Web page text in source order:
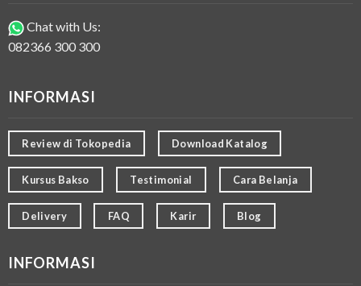
Chat with Us:
082366 300 300
INFORMASI
Review di Tokopedia Download Katalog
Kursus Bakso Testimonial Cara Belanja
Delivery FAQ Karir Blog
INFORMASI